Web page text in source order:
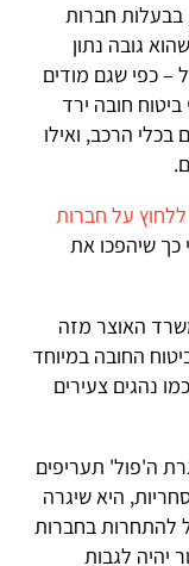
חברות
גובה נתון
– כפי שגם מודים
חובה ירד
בכלי הרכב, ואילו
ללחוץ על חברות
כך שיהפכו את
האוצר מזה
החובה במיוחד
נהגים צעירים
ה'פול' תעריפים
היא שיגרה
להתחרות בחברות
יהיה לגבות